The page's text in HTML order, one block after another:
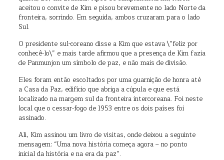
aceitou o convite de Kim e pisou brevemente no lado Norte da
fronteira, sorrindo. Em seguida, ambos cruzaram para o lado
Sul.
O presidente sul-coreano disse a Kim que estava \”feliz por
conhecê-lo\” e mais tarde afirmou que a presença de Kim fazia
de Panmunjon um símbolo de paz, e não mais de divisão.
Eles foram então escoltados por uma guarnição de honra até
a Casa da Paz, edifício que abriga a cúpula e que está
localizado na margem sul da fronteira intercoreana. Foi neste
local que o cessar-fogo de 1953 entre os dois países foi
assinado.
Ali, Kim assinou um livro de visitas, onde deixou a seguinte
mensagem: “Uma nova história começa agora – no ponto
inicial da história e na era da paz”.